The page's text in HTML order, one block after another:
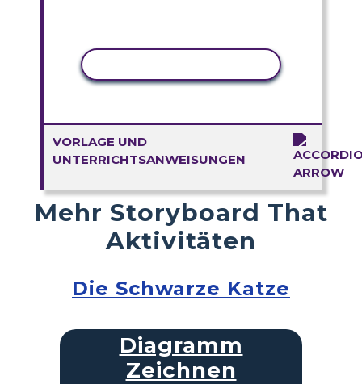
VORLAGE UND
UNTERRICHTSANWEISUNGEN
Mehr Storyboard That
Aktivitäten
Die Schwarze Katze
Diagramm
Zeichnen